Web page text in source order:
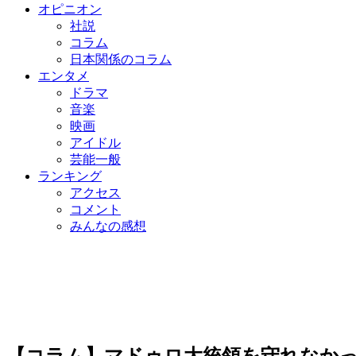
オピニオン
社説
コラム
日本関係のコラム
エンタメ
ドラマ
音楽
映画
アイドル
芸能一般
ランキング
アクセス
コメント
みんなの感想